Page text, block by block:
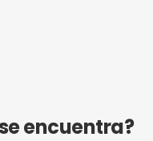
encuentra?